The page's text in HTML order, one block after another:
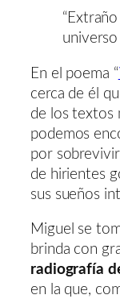
universo
En el poema “
cerca de él
de los textos
podemos
por
de hirientes
sus sueños
Miguel se
brinda con
radiografía
en la que,